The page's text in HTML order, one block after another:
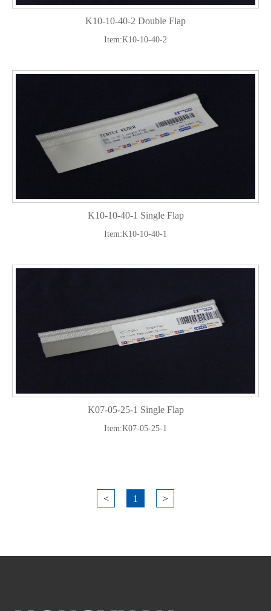
K10-10-40-2 Double Flap
Item:K10-10-40-2
K10-10-40-1 Single Flap
Item:K10-10-40-1
K07-05-25-1 Single Flap
Item:K07-05-25-1
< 1 >